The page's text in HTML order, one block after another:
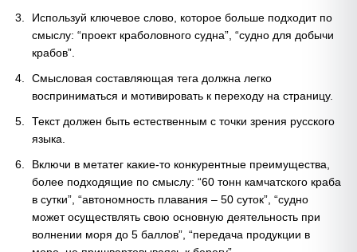
Используй ключевое слово, которое больше подходит по
смыслу: “проект краболовного судна”, “судно для добычи
крабов”.
Смысловая составляющая тега должна легко
восприниматься и мотивировать к переходу на страницу.
Текст должен быть естественным с точки зрения русского
языка.
Включи в метатег какие-то конкурентные преимущества,
более подходящие по смыслу: “60 тонн камчатского краба
в сутки”, “автономность плавания – 50 суток”, “судно
может осуществлять свою основную деятельность при
волнении моря до 5 баллов”, “передача продукции в